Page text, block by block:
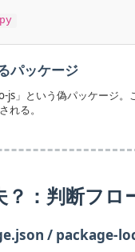
パッケージ
js」という偽パッケージ
れる。
？：判断フロ
/ package-